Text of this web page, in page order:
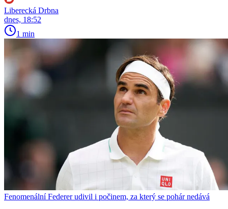
Liberecká Drbna
dnes, 18:52
1 min
Fenomenální Federer udivil i počinem, za který se pohár nedává